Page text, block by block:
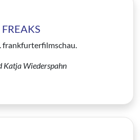
frankfurterfilmschau.
Katja Wiederspahn